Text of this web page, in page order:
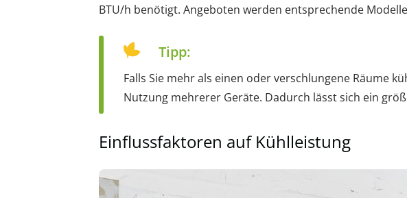
BTU/h benötigt. Angeboten werden entsprechende
Tipp:
Falls Sie mehr als einen oder verschlungene Räume
Nutzung mehrerer Geräte. Dadurch lässt sich ein
Einflussfaktoren auf Kühlleistung